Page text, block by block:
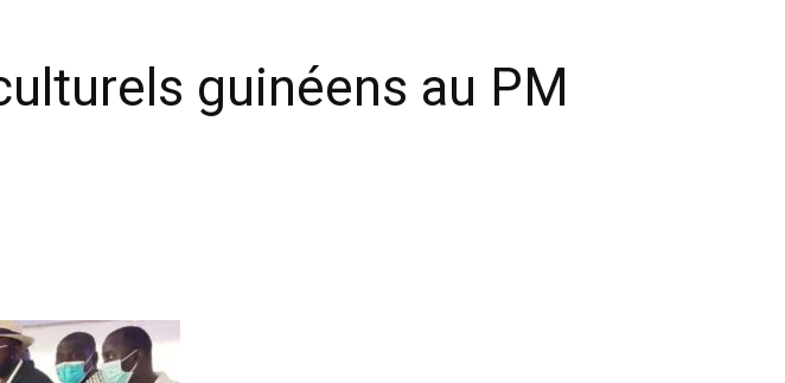
guinéens au PM